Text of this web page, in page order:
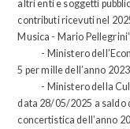
altri enti e soggetti
contributi ricevuti nel
Musica - Mario
- Ministero
5 per mille dell’anno
- Ministero della
data 28/05/2025 a saldo
concertistica dell’anno